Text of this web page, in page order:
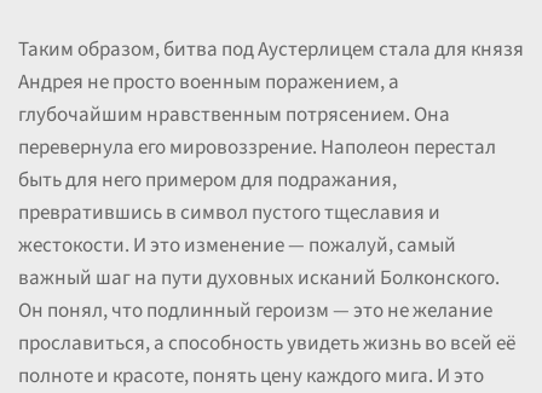
Таким образом, битва под Аустерлицем стала для князя
Андрея не просто военным поражением, а
глубочайшим нравственным потрясением. Она
перевернула его мировоззрение. Наполеон перестал
быть для него примером для подражания,
превратившись в символ пустого тщеславия и
жестокости. И это изменение — пожалуй, самый
важный шаг на пути духовных исканий Болконского.
Он понял, что подлинный героизм — это не желание
прославиться, а способность увидеть жизнь во всей её
полноте и красоте, понять цену каждого мига. И это